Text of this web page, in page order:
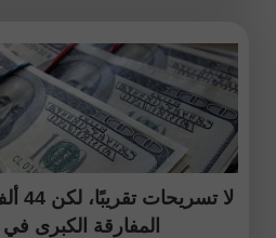
لا
المفارقة الكبرى